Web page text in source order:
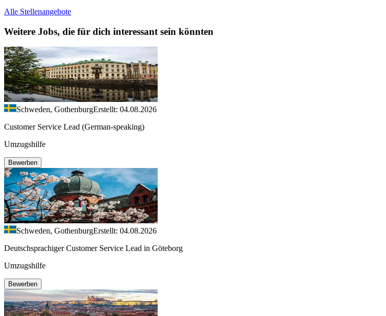
Alle Stellenangebote
Weitere Jobs, die für dich interessant sein könnten
Schweden, GothenburgErstellt: 04.08.2026
Customer Service Lead (German-speaking)
Umzugshilfe
Bewerben
Schweden, GothenburgErstellt: 04.08.2026
Deutschsprachiger Customer Service Lead in Göteborg
Umzugshilfe
Bewerben